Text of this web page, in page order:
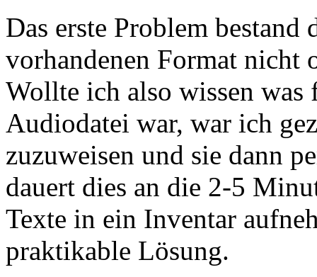
Das erste Problem
vorhandenen Format nicht
Wollte ich also wissen was
Audiodatei war, war ich
zuzuweisen und sie dann
dauert dies an die 2-5
Texte in ein Inventar
praktikable Lösung.